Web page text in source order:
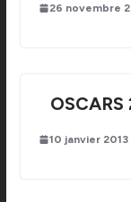
26 novembre
10 janvier 2013